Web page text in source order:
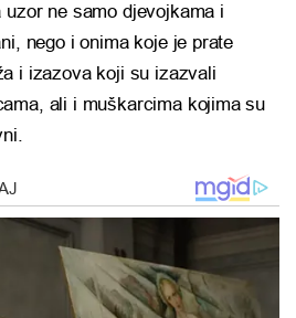
ne samo djevojkama i
nego i onima koje je prate
i izazova koji su izazvali
ali i muškarcima kojima su